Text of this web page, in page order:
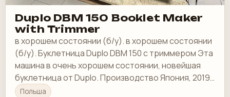
Duplo DBM 150 Booklet Maker
with Trimmer
в хорошем состоянии (б/у). в хорошем состоянии
(б/у). Буклетница Duplo DBM 150 с триммером Эта
машина в очень хорошем состоянии, новейшая
буклетница от Duplo. Производство Япония, 2019
год.
Польша